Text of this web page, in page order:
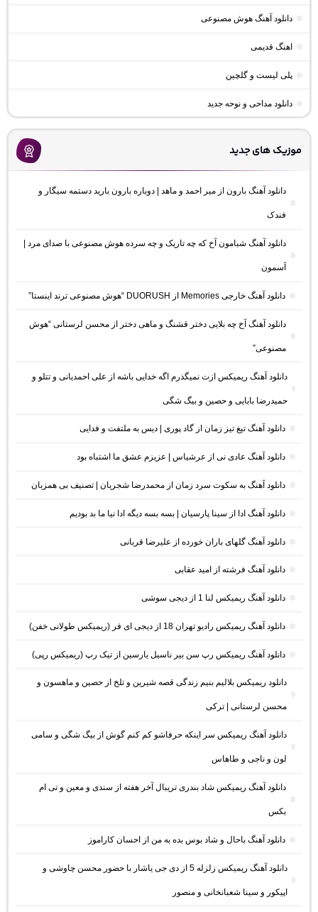
دانلود آهنگ هوش مصنوعی
اهنگ قدیمی
پلی لیست و گلچین
دانلود مداحی و نوحه جدید
موزیک های جدید
دانلود آهنگ بارون از میر احمد و ماهد | دوباره بارون بارید دستمه سیگار و
فندک
دانلود آهنگ شبامون آخ که چه تاریک و چه سرده هوش مصنوعی با صدای مرد |
آسمون
دانلود آهنگ خارجی Memories از DUORUSH “هوش مصنوعی ترند اینستا”
دانلود آهنگ آخ چه بلایی دختر قشنگ و ماهی دختر از محسن لرستانی “هوش
مصنوعی”
دانلود آهنگ ریمیکس ازت نمیگذرم اگه خدایی باشه از علی احمدیانی و تتلو و
حمیدرضا بابایی و حصین و بیگ شگی
دانلود آهنگ تیغ تیز زمان از گاد پوری | دیس به ملتفت و فدایی
دانلود آهنگ عادی نی از عرشیاس | عزیزم عشق ما اشتباه بود
دانلود آهنگ به سکوت سرد زمان از محمدرضا شجریان | تصنیف بی همزبان
دانلود آهنگ ادا از سینا پارسیان | بسه بسه دیگه ادا نیا ما بد بودیم
دانلود آهنگ گلهای باران خورده از علیرضا قربانی
دانلود آهنگ فرشته از امید عقابی
دانلود آهنگ ریمیکس لنا 1 از دیجی سوشی
دانلود آهنگ ریمیکس رادیو تهران 18 از دیجی ای فر (ریمیکس طولانی خفن)
دانلود آهنگ ریمیکس رپ سن بیر ناسیل یارسین از تیک رپ (ریمیکس رپی)
دانلود ریمیکس بلالیم بنیم زندگی قصه شیرین و تلخ از حصین و ماهسون و
محسن لرستانی | ترکی
دانلود آهنگ ریمیکس سر اینکه حرفاشو کم کنم گوش از بیگ شگی و سامی
لون و ناجی و طاهاس
دانلود آهنگ ریمیکس شاد بندری تریبال آخر هفته از سندی و معین و تی ام
بکس
دانلود آهنگ باحال و شاد بوس بده به من از احسان کاراموز
دانلود آهنگ ریمیکس زلزله 5 از دی جی یاشار با حضور محسن چاوشی و
اپیکور و سینا شعبانخانی و منصور